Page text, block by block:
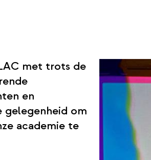
met trots de
en
gelegenheid om
academie te